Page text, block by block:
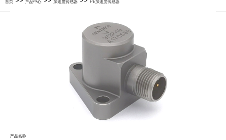
首页 产品中心 加速度传感器 PE加速度传感器
产品名称